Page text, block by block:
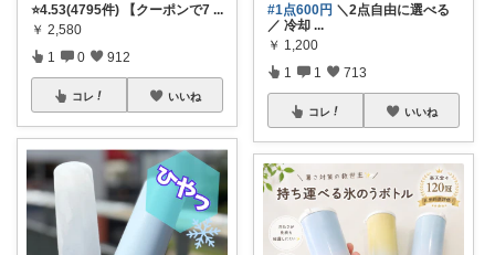
⭐️4.53(4795件) 【クーポンで7 ...
￥ 2,580
1 0 912
コレ いいね
#1点600円 ＼2点自由に選べる
／ 冷却 ...
￥ 1,200
1 1 713
コレ いいね